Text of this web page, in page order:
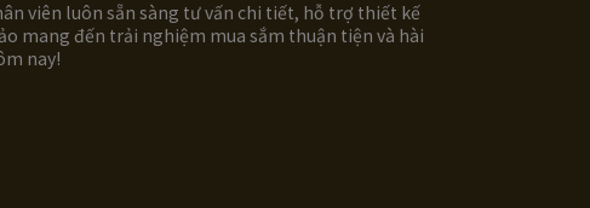
viên luôn sẵn sàng tư vấn chi tiết, hỗ trợ thiết kế
mang đến trải nghiệm mua sắm thuận tiện và hài
nay!